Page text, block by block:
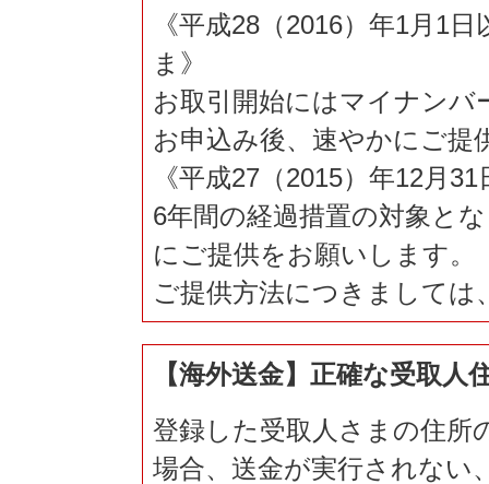
《平成28（2016）年1月1
ま》
お取引開始にはマイナンバ
お申込み後、速やかにご提
《平成27（2015）年12月
6年間の経過措置の対象と
にご提供をお願いします。
ご提供方法につきましては
【海外送金】正確な受取人
登録した受取人さまの住所
場合、送金が実行されない